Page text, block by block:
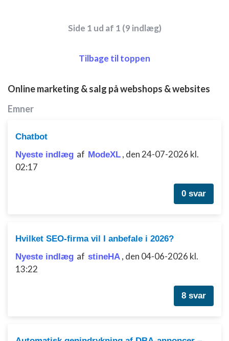
Side 1 ud af 1 (9 indlæg)
Tilbage til toppen
Online marketing & salg på webshops & websites
Emner
Chatbot
Nyeste indlæg af ModeXL , den 24-07-2026 kl.
02:17
0 svar
Hvilket SEO-firma vil I anbefale i 2026?
Nyeste indlæg af stineHA , den 04-06-2026 kl.
13:22
8 svar